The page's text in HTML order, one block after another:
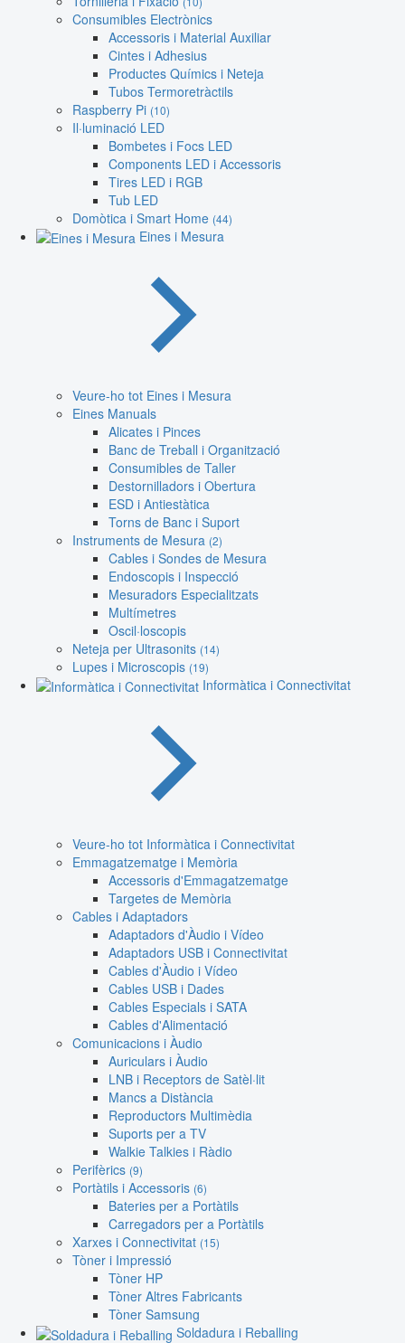
Consumibles Electrònics
Accessoris i Material Auxiliar
Cintes i Adhesius
Productes Químics i Neteja
Tubos Termoretràctils
Raspberry Pi (10)
Il·luminació LED
Bombetes i Focs LED
Components LED i Accessoris
Tires LED i RGB
Tub LED
Domòtica i Smart Home (44)
Eines i Mesura
Veure-ho tot Eines i Mesura
Eines Manuals
Alicates i Pinces
Banc de Treball i Organització
Consumibles de Taller
Destornilladors i Obertura
ESD i Antiestàtica
Torns de Banc i Suport
Instruments de Mesura (2)
Cables i Sondes de Mesura
Endoscopis i Inspecció
Mesuradors Especialitzats
Multímetres
Oscil·loscopis
Neteja per Ultrasonits (14)
Lupes i Microscopis (19)
Informàtica i Connectivitat
Veure-ho tot Informàtica i Connectivitat
Emmagatzematge i Memòria
Accessoris d'Emmagatzematge
Targetes de Memòria
Cables i Adaptadors
Adaptadors d'Àudio i Vídeo
Adaptadors USB i Connectivitat
Cables d'Àudio i Vídeo
Cables USB i Dades
Cables Especials i SATA
Cables d'Alimentació
Comunicacions i Àudio
Auriculars i Àudio
LNB i Receptors de Satèl·lit
Mancs a Distància
Reproductors Multimèdia
Suports per a TV
Walkie Talkies i Ràdio
Perifèrics (9)
Portàtils i Accessoris (6)
Bateries per a Portàtils
Carregadors per a Portàtils
Xarxes i Connectivitat (15)
Tòner i Impressió
Tòner HP
Tòner Altres Fabricants
Tòner Samsung
Soldadura i Reballing